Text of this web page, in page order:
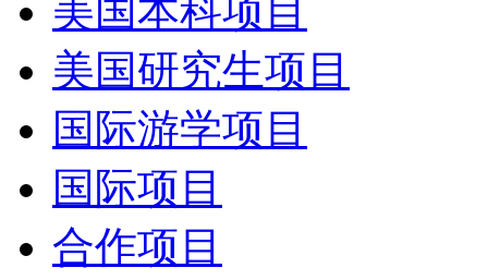
美国本科项目
美国研究生项目
国际游学项目
国际项目
合作项目